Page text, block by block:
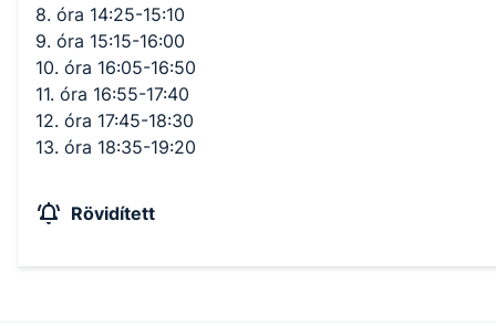
8. óra 14:25-15:10
9. óra 15:15-16:00
10. óra 16:05-16:50
11. óra 16:55-17:40
12. óra 17:45-18:30
13. óra 18:35-19:20
Rövidített